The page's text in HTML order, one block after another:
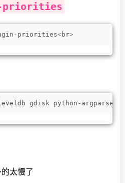
priorities
priorities<br>
gdisk python-argparse
太慢了